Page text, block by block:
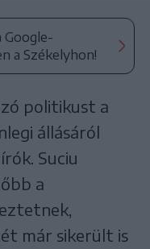
Google-
a Székelyhon!
politikust a
állásáról
Suciu
a
már sikerült is